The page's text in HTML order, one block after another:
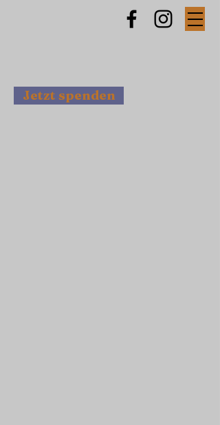
Jetzt spenden